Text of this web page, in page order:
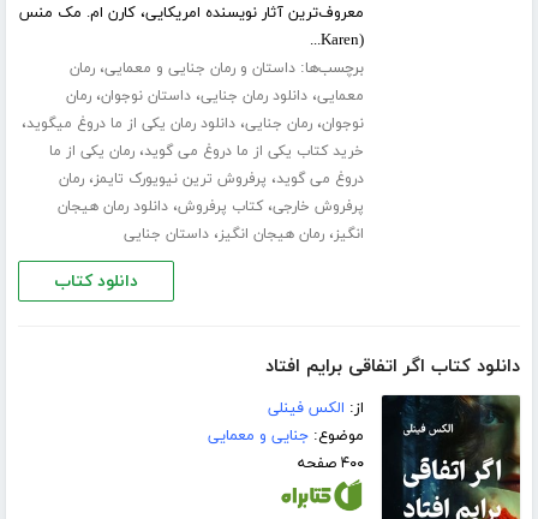
معروف‌ترین آثار نویسنده امریکایی، کارن ام. مک منس
(Karen...
برچسب‌ها:داستان و رمان جنایی و معمایی،رمان
معمایی،دانلود رمان جنایی،داستان نوجوان،رمان
نوجوان،رمان جنایی،دانلود رمان یکی از ما دروغ میگوید،
خرید کتاب یکی از ما دروغ می گوید،رمان یکی از ما
دروغ می گوید، پرفروش ترین نیویورک تایمز،رمان
پرفروش خارجی،کتاب پرفروش،دانلود رمان هیجان
انگیز،رمان هیجان انگیز،داستان جنایی
دانلود کتاب
دانلود کتاب اگر اتفاقی برایم افتاد
از: الکس فینلی
موضوع:جنایی و معمایی
۴۰۰ صفحه